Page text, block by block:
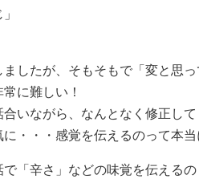
したが、そもそもで「変と思っ
に難しい！
いながら、なんとなく修正して
・・・感覚を伝えるのって本当
「辛さ」などの味覚を伝えるの